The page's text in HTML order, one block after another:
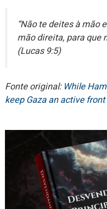
“Não te deites à mão
mão direita, para que
(Lucas 9:5)
Fonte original:While
keep Gaza an active front